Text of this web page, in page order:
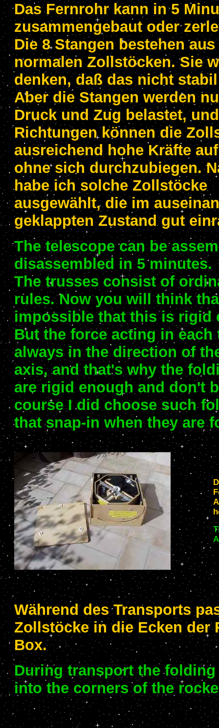
Das Fernrohr kann in 5
zusammengebaut oder
Die 8 Stangen bestehen
normalen Zollstöcken. Sie
denken, daß das nicht
Aber die Stangen werden
Druck und Zug belastet,
Richtungen können die
ausreichend hohe Kräfte
ohne sich durchzubiegen.
habe ich solche Zollstöcke
ausgewählt, die im
geklappten Zustand gut
The telescope can be
disassembled in 5 minutes.
The trusses consist of
rules. Now you will think
impossible that this is rigid
But the force acting in each
always in the direction of
axis, and that's why the
are rigid enough and don't
course I did choose such
that snap-in when they are
Während des Transports
Zollstöcke in die Ecken der
Box.
During transport the
into the corners of the